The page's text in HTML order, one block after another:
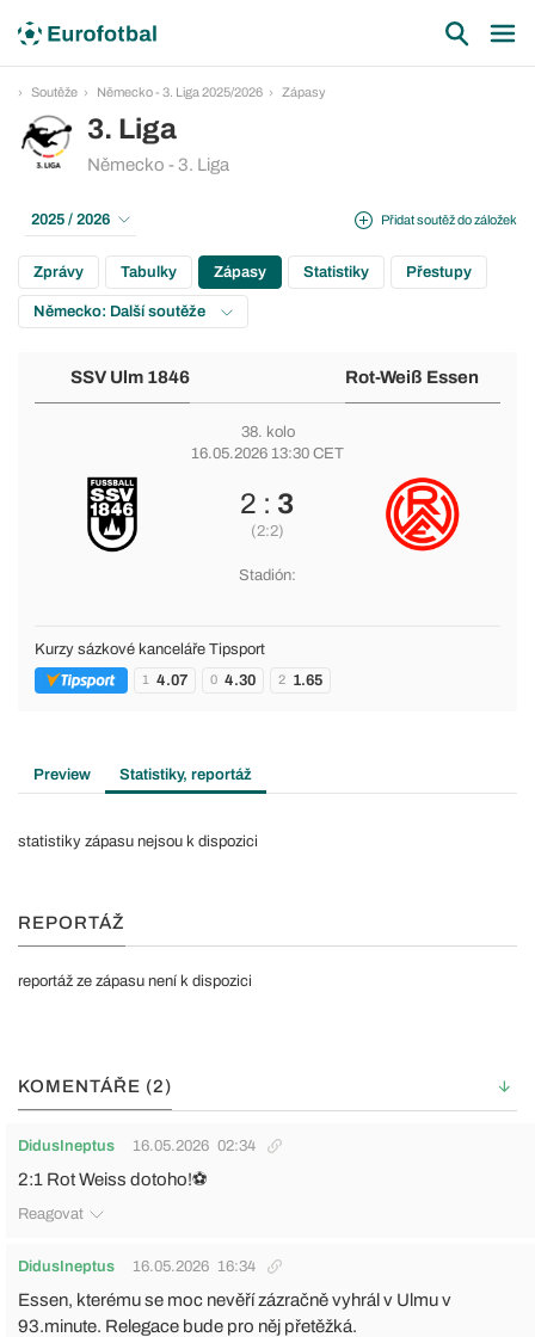
Soutěže Německo - 3. Liga 2025/2026 Zápasy
3. Liga
Německo - 3. Liga
Přidat soutěž do záložek
2025 / 2026
Zprávy Tabulky Zápasy Statistiky Přestupy
Německo: Další soutěže
SSV Ulm 1846 Rot-Weiß Essen
38. kolo
16.05.2026 13:30 CET
2 : 3
(2:2)
Stadión:
Kurzy sázkové kanceláře Tipsport
1 4.07 0 4.30 2 1.65
Preview Statistiky, reportáž
statistiky zápasu nejsou k dispozici
REPORTÁŽ
reportáž ze zápasu není k dispozici
KOMENTÁŘE (2)
DidusIneptus 16.05.2026 02:34
2:1 Rot Weiss dotoho!⚽
Reagovat
DidusIneptus 16.05.2026 16:34
Essen, kterému se moc nevěří zázračně vyhrál v Ulmu v
93.minute. Relegace bude pro něj přetěžká.